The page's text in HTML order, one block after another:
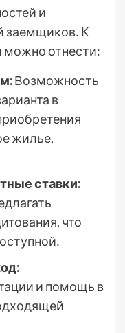
и
заемщиков․ К
отнести:
Возможность
в
жилье,
ставки:
что
и помощь в